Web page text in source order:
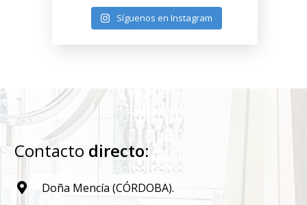
Síguenos en Instagram
Contacto directo:
Doña Mencía (CÓRDOBA).